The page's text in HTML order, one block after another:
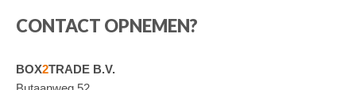
CONTACT OPNEMEN?
BOX2TRADE B.V.